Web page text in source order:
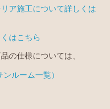
ア施工について詳しくは
はこちら
の仕様については、
ルーム一覧）